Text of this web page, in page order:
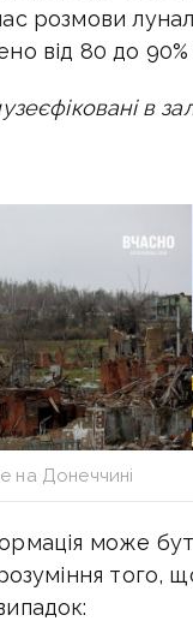
розмови
від 80 до
в
на Донеччині
може
того,